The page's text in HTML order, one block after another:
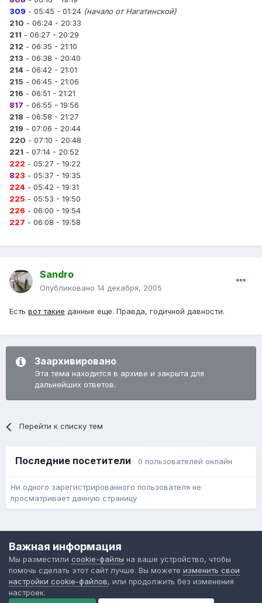
309 - 05:45 - 01:24 (начало от Нагатинской)
210 - 06:24 - 20:33
211 - 06:27 - 20:29
212 - 06:35 - 21:10
213 - 06:38 - 20:40
214 - 06:42 - 21:01
215 - 06:45 - 21:06
216 - 06:51 - 21:21
817 - 06:55 - 19:56
218 - 06:58 - 21:27
219 - 07:06 - 20:44
220 - 07:10 - 20:48
221 - 07:14 - 20:52
222 - 05:27 - 19:22
823 - 05:37 - 19:35
224 - 05:42 - 19:31
225 - 05:53 - 19:50
226 - 06:00 - 19:54
227 - 06:08 - 19:58
Sandro
Опубликовано 14 декабря, 2005
Есть вот такие данные еще. Правда, годичной давности.
Заархивировано
Эта тема находится в архиве и закрыта для
дальнейших ответов.
Перейти к списку тем
Последние посетители 0 пользователей онлайн
Ни одного зарегистрированного пользователя не
просматривает данную страницу
Форум общественного транспорта
Powered by Invision Community
Важная информация
Мы разместили cookie-файлы на ваше устройство, чтобы
помочь сделать этот сайт лучше. Вы можете изменить свои
настройки cookie-файлов, или продолжить без изменения
настроек.